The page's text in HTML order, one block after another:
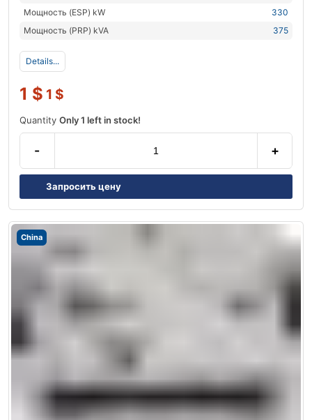
Мощность (ESP) kW
330
Мощность (PRP) kVA
375
Details...
1 $ 1 $
Quantity Only 1 left in stock!
- +
Запросить цену
China